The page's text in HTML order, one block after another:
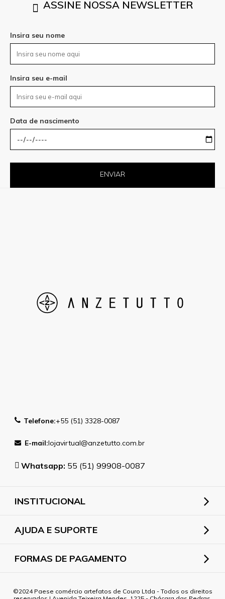
ASSINE NOSSA NEWSLETTER
Insira seu nome
Insira seu e-mail
Data de nascimento
ENVIAR
Telefone:+55 (51) 3328-0087
E-mail:lojavirtual@anzetutto.com.br
Whatsapp: 55 (51) 99908-0087
INSTITUCIONAL
AJUDA E SUPORTE
FORMAS DE PAGAMENTO
2024 Paese comércio artefatos de Couro Ltda - Todos os direitos